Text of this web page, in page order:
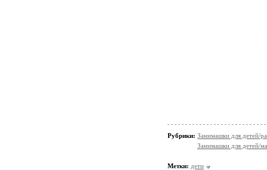
Рубрики: Занимашки для детей/
Занимашки для детей/
Метки: дети